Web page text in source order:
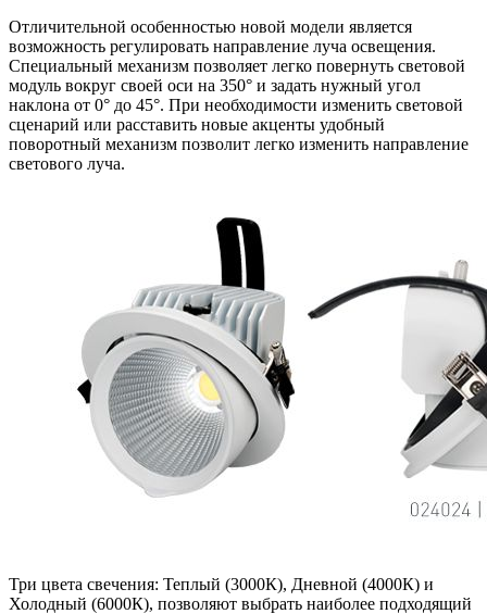
Отличительной особенностью новой модели является
возможность регулировать направление луча освещения.
Специальный механизм позволяет легко повернуть световой
модуль вокруг своей оси на 350° и задать нужный угол
наклона от 0° до 45°. При необходимости изменить световой
сценарий или расставить новые акценты удобный
поворотный механизм позволит легко изменить направление
светового луча.
Три цвета свечения: Теплый (3000К), Дневной (4000К) и
Холодный (6000К), позволяют выбрать наиболее подходящий